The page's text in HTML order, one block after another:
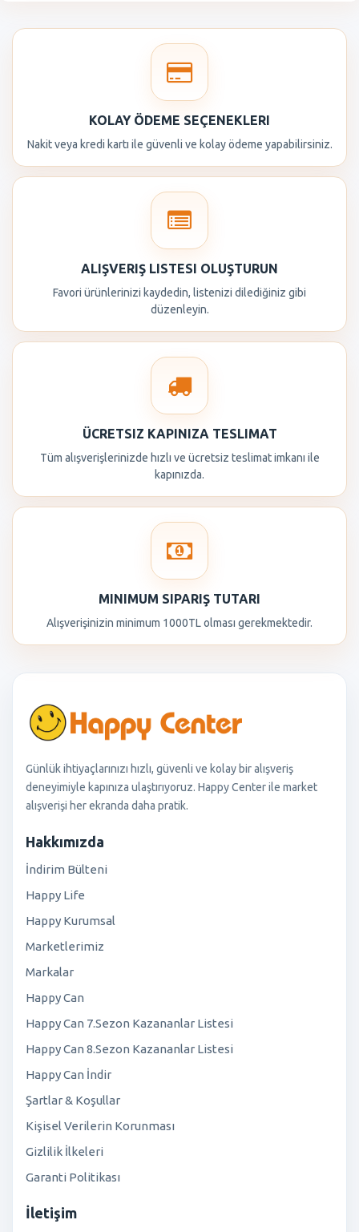
KOLAY ÖDEME SEÇENEKLERI
Nakit veya kredi kartı ile güvenli ve kolay ödeme yapabilirsiniz.
ALIŞVERIŞ LISTESI OLUŞTURUN
Favori ürünlerinizi kaydedin, listenizi dilediğiniz gibi
düzenleyin.
ÜCRETSIZ KAPINIZA TESLIMAT
Tüm alışverişlerinizde hızlı ve ücretsiz teslimat imkanı ile
kapınızda.
MINIMUM SIPARIŞ TUTARI
Alışverişinizin minimum 1000TL olması gerekmektedir.
Günlük ihtiyaçlarınızı hızlı, güvenli ve kolay bir alışveriş
deneyimiyle kapınıza ulaştırıyoruz. Happy Center ile market
alışverişi her ekranda daha pratik.
Hakkımızda
İndirim Bülteni
Happy Life
Happy Kurumsal
Marketlerimiz
Markalar
Happy Can
Happy Can 7.Sezon Kazananlar Listesi
Happy Can 8.Sezon Kazananlar Listesi
Happy Can İndir
Şartlar & Koşullar
Kişisel Verilerin Korunması
Gizlilik İlkeleri
Garanti Politikası
İletişim